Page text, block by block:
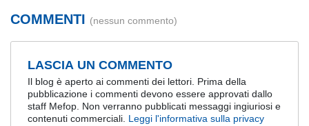
COMMENTI (nessun commento)
LASCIA UN COMMENTO
Il blog è aperto ai commenti dei lettori. Prima della
pubblicazione i commenti devono essere approvati dallo
staff Mefop. Non verranno pubblicati messaggi ingiuriosi e
contenuti commerciali. Leggi l'informativa sulla privacy